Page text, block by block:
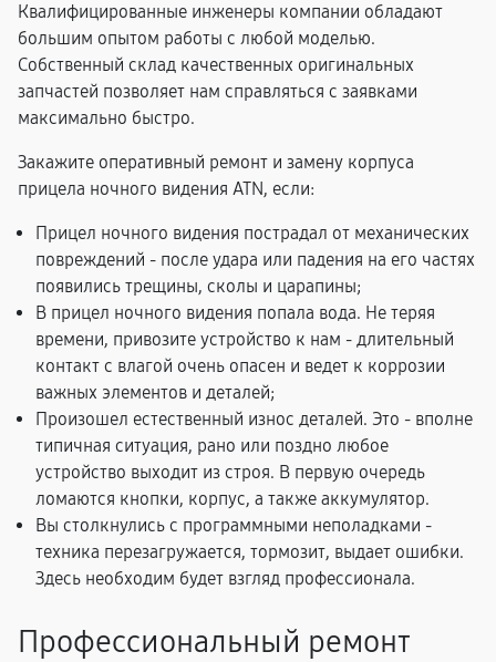
Квалифицированные инженеры компании обладают
большим опытом работы с любой моделью.
Собственный склад качественных оригинальных
запчастей позволяет нам справляться с заявками
максимально быстро.
Закажите оперативный ремонт и замену корпуса
прицела ночного видения ATN, если:
Прицел ночного видения пострадал от механических
повреждений - после удара или падения на его частях
появились трещины, сколы и царапины;
В прицел ночного видения попала вода. Не теряя
времени, привозите устройство к нам - длительный
контакт с влагой очень опасен и ведет к коррозии
важных элементов и деталей;
Произошел естественный износ деталей. Это - вполне
типичная ситуация, рано или поздно любое
устройство выходит из строя. В первую очередь
ломаются кнопки, корпус, а также аккумулятор.
Вы столкнулись с программными неполадками -
техника перезагружается, тормозит, выдает ошибки.
Здесь необходим будет взгляд профессионала.
Профессиональный ремонт